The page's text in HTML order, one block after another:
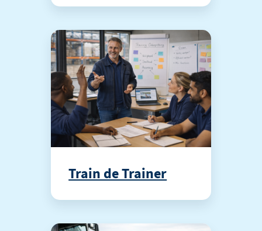
Train de Trainer